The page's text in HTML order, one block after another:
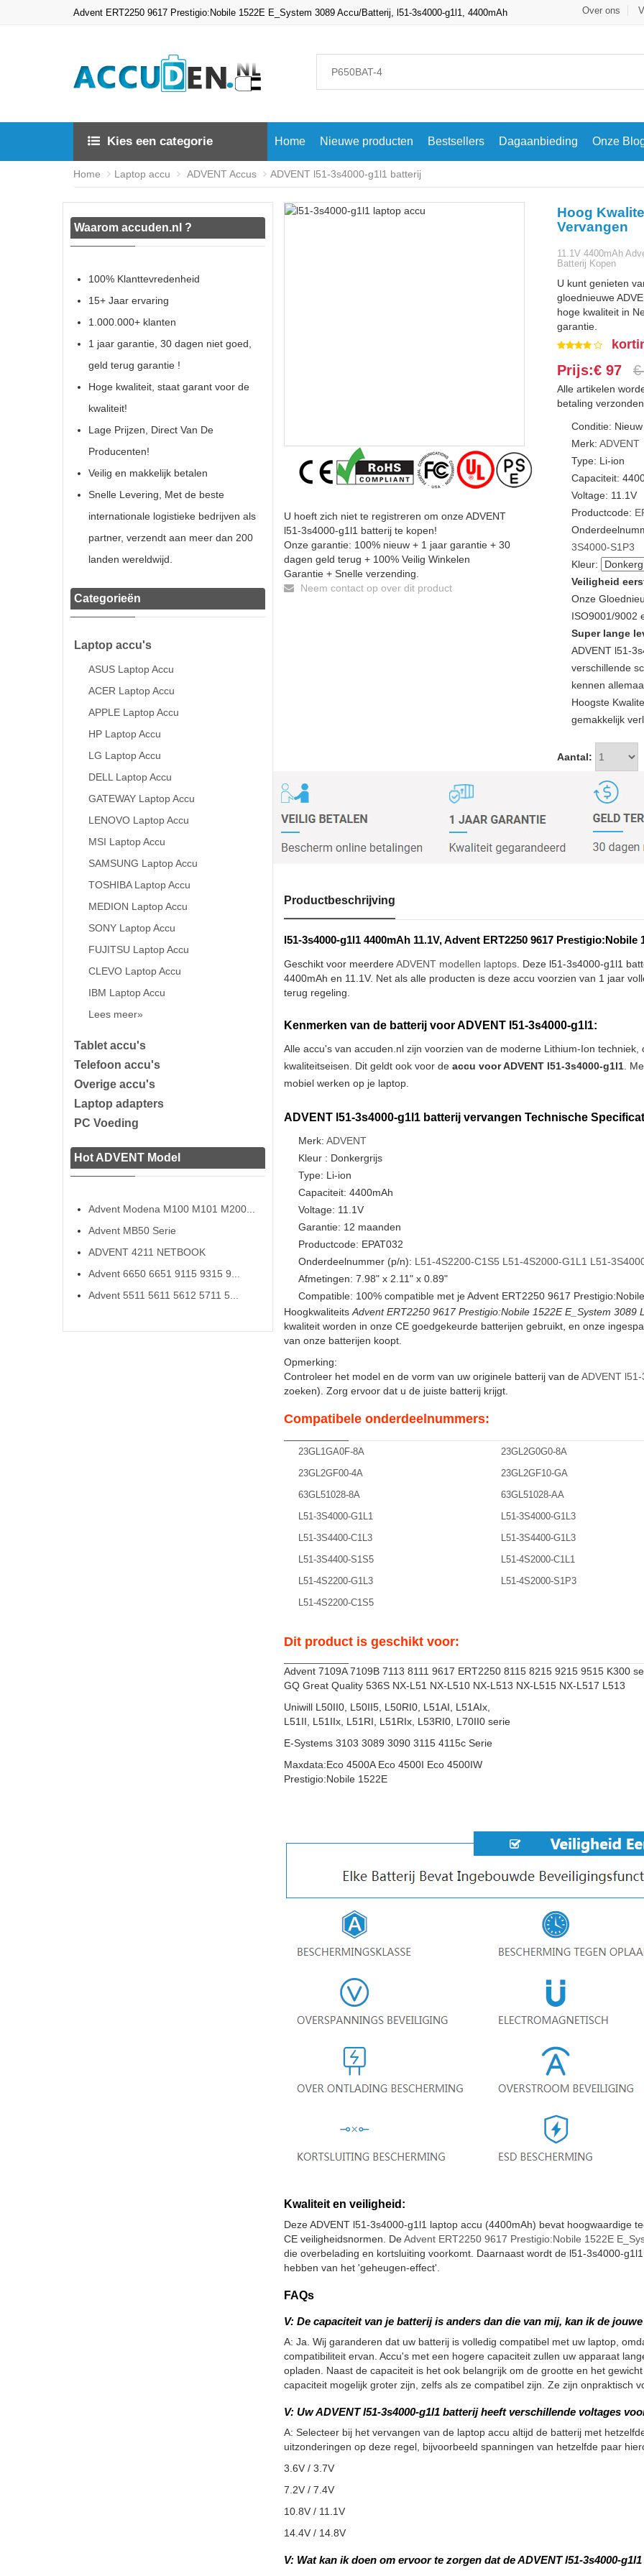
Advent ERT2250 9617 Prestigio:Nobile 1522E E_System 3089 Accu/Batterij, l51-3s4000-g1l1, 4400mAh Over ons
Kies een categorie Home Nieuwe producten Bestsellers Dagaanbieding Onze
Home Laptop accu ADVENT Accus ADVENT l51-3s4000-g1l1 batterij
Waarom accuden.nl ?
100% Klanttevredenheid
15+ Jaar ervaring
1.000.000+ klanten
1 jaar garantie, 30 dagen niet goed,
geld terug garantie !
Hoge kwaliteit, staat garant voor de
kwaliteit!
Lage Prijzen, Direct Van De
Producenten!
Veilig en makkelijk betalen
Snelle Levering, Met de beste
internationale logistieke bedrijven als
partner, verzendt aan meer dan 200
landen wereldwijd.
Categorieën
Laptop accu's
ASUS Laptop Accu
ACER Laptop Accu
APPLE Laptop Accu
HP Laptop Accu
LG Laptop Accu
DELL Laptop Accu
GATEWAY Laptop Accu
LENOVO Laptop Accu
MSI Laptop Accu
SAMSUNG Laptop Accu
TOSHIBA Laptop Accu
MEDION Laptop Accu
SONY Laptop Accu
FUJITSU Laptop Accu
CLEVO Laptop Accu
IBM Laptop Accu
Lees meer»
Tablet accu's
Telefoon accu's
Overige accu's
Laptop adapters
PC Voeding
Hot ADVENT Model
Advent Modena M100 M101 M200...
Advent MB50 Serie
ADVENT 4211 NETBOOK
Advent 6650 6651 9115 9315 9...
Advent 5511 5611 5612 5711 5...
U hoeft zich niet te registreren om onze ADVENT
l51-3s4000-g1l1 batterij te kopen!
Onze garantie: 100% nieuw + 1 jaar garantie + 30
dagen geld terug + 100% Veilig Winkelen
Garantie + Snelle verzending.
Neem contact op over dit product
Hoog
Vervangen
11.1V 4400mAh
Batterij Kopen
U kunt genieten
gloednieuwe
hoge kwaliteit in
garantie.
Prijs:€ 97 €
Alle artikelen
betaling
Conditie: Nieuw
Merk:ADVENT
Type: Li-ion
Capaciteit:
Voltage: 11.1V
Productcode:
3S4000-S1P3
Kleur:
Veiligheid
Onze
ISO9001/9002
Super lange
ADVENT l51-
verschillende
kennen
Hoogste
gemakkelijk
Aantal:
Productbeschrijving
l51-3s4000-g1l1 4400mAh 11.1V, Advent ERT2250 9617
Geschikt voor meerdereADVENT modellen laptops. Deze l51-3s4000-g1l1
4400mAh en 11.1V. Net als alle producten is deze accu voorzien van 1 jaar
terug regeling.
Kenmerken van de batterij voor ADVENT l51-3s4000-g1l1:
Alle accu's van accuden.nl zijn voorzien van de moderne Lithium-Ion
kwaliteitseisen. Dit geldt ook voor de accu voor ADVENT l51-3s4000-g1l1.
mobiel werken op je laptop.
ADVENT l51-3s4000-g1l1 batterij vervangen Technische
Merk: ADVENT
Kleur : Donkergrijs
Type: Li-ion
Capaciteit: 4400mAh
Voltage: 11.1V
Garantie: 12 maanden
Productcode: EPAT032
Onderdeelnummer (p/n): L51-4S2200-C1S5 L51-4S2000-G1L1 L51-
Afmetingen: 7.98" x 2.11" x 0.89"
Compatible: 100% compatible met je Advent ERT2250 9617
Hoogkwaliteits Advent ERT2250 9617 Prestigio:Nobile 1522E E_System 3089
kwaliteit worden in onze CE goedgekeurde batterijen gebruikt, en onze
van onze batterijen koopt.
Opmerking:
Controleer het model en de vorm van uw originele batterij van deADVENT
zoeken). Zorg ervoor dat u de juiste batterij krijgt.
Compatibele onderdeelnummers:
23GL1GA0F-8A
23GL2G0G0-8A
23GL2GF00-4A
23GL2GF10-GA
63GL51028-8A
63GL51028-AA
L51-3S4000-G1L1
L51-3S4000-G1L3
L51-3S4400-C1L3
L51-3S4400-G1L3
L51-3S4400-S1S5
L51-4S2000-C1L1
L51-4S2200-G1L3
L51-4S2000-S1P3
L51-4S2200-C1S5
Dit product is geschikt voor:
Advent 7109A 7109B 7113 8111 9617 ERT2250 8115 8215 9215 9515 K300
GQ Great Quality 536S NX-L51 NX-L510 NX-L513 NX-L515 NX-L517 L513
Uniwill L50II0, L50II5, L50RI0, L51AI, L51AIx,
L51II, L51IIx, L51RI, L51RIx, L53RI0, L70II0 serie
E-Systems 3103 3089 3090 3115 4115c Serie
Maxdata:Eco 4500A Eco 4500I Eco 4500IW
Prestigio:Nobile 1522E
Kwaliteit en veiligheid:
Deze ADVENT l51-3s4000-g1l1 laptop accu (4400mAh) bevat hoogwaardige
CE veiligheidsnormen. DeAdvent ERT2250 9617 Prestigio:Nobile 1522E
die overbelading en kortsluiting voorkomt. Daarnaast wordt de l51-3s4000-
hebben van het 'geheugen-effect'.
FAQs
V: De capaciteit van je batterij is anders dan die van mij, kan ik de
A: Ja. Wij garanderen dat uw batterij is volledig compatibel met uw laptop,
compatibiliteit ervan. Accu's met een hogere capaciteit zullen uw apparaat
opladen. Naast de capaciteit is het ook belangrijk om de grootte en het
capaciteit mogelijk groter zijn, zelfs als ze compatibel zijn. Ze zijn onpraktisch
V: Uw ADVENT l51-3s4000-g1l1 batterij heeft verschillende voltages
A: Selecteer bij het vervangen van de laptop accu altijd de batterij met
uitzonderingen op deze regel, bijvoorbeeld spanningen van hetzelfde paar
3.6V / 3.7V
7.2V / 7.4V
10.8V / 11.1V
14.4V / 14.8V
V: Wat kan ik doen om ervoor te zorgen dat de ADVENT l51-3s4000-